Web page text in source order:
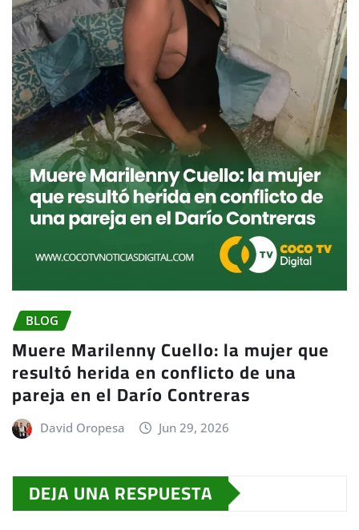
BLOG
Muere Marilenny Cuello: la mujer que
resultó herida en conflicto de una
pareja en el Darío Contreras
David Oropesa Jun 29, 2026
DEJA UNA RESPUESTA